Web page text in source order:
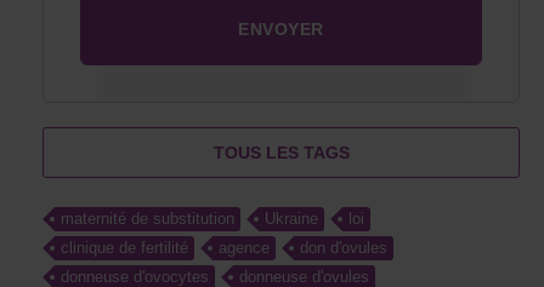
TOUS LES TAGS
maternité de substitution Ukraine
loi
clinique de fertilité
agence
don d'ovules
donneuse d'ovocytes
donneuse d'ovules